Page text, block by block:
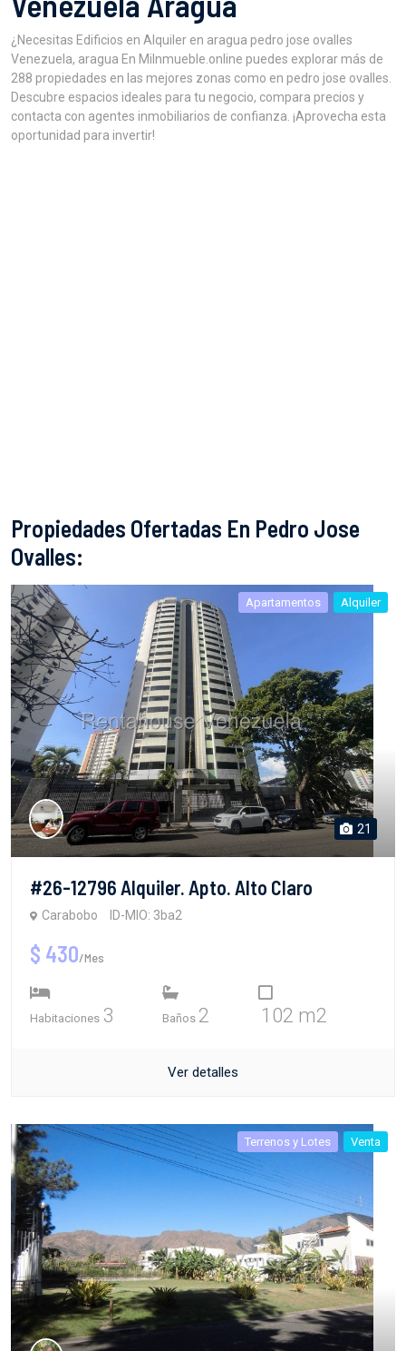
¿Necesitas Edificios en Alquiler en aragua pedro jose ovalles
Venezuela, aragua En MiInmueble.online puedes explorar más de
288 propiedades en las mejores zonas como en pedro jose ovalles.
Descubre espacios ideales para tu negocio, compara precios y
contacta con agentes inmobiliarios de confianza. ¡Aprovecha esta
oportunidad para invertir!
Propiedades Ofertadas En Pedro Jose
Ovalles:
Apartamentos Alquiler
21
#26-12796 Alquiler. Apto. Alto Claro
Carabobo ID-MIO: 3ba2
$ 430/Mes
Habitaciones 3 Baños 2 102 m2
Ver detalles
Terrenos y Lotes Venta